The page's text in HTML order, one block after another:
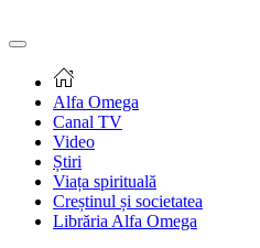
Alfa Omega
Canal TV
Video
Știri
Viața spirituală
Creștinul și societatea
Librăria Alfa Omega